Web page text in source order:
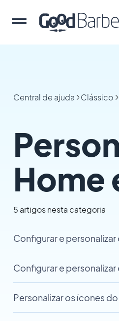
Central de ajuda Clássico
Home
5 artigos nesta categoria
Configurar e
Configurar e
Personalizar os ícones